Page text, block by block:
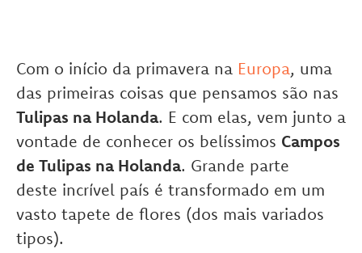
Com o início da primavera na Europa, uma
das primeiras coisas que pensamos são nas
Tulipas na Holanda. E com elas, vem junto a
vontade de conhecer os belíssimos Campos
de Tulipas na Holanda. Grande parte
deste incrível país é transformado em um
vasto tapete de flores (dos mais variados
tipos).